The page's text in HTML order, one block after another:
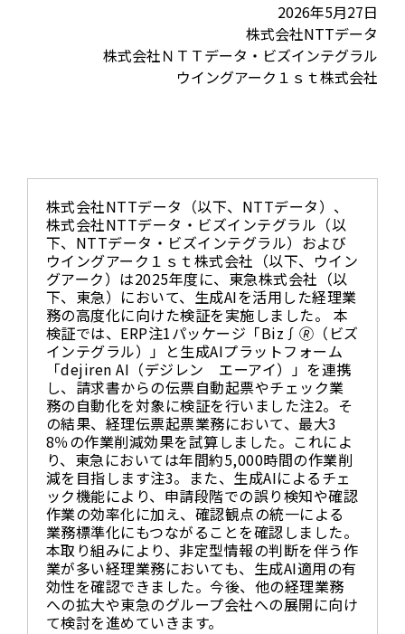
2026年5月27日
株式会社NTTデータ
株式会社ＮＴＴデータ・ビズインテグラル
ウイングアーク１ｓｔ株式会社
株式会社NTTデータ（以下、NTTデータ）、
株式会社NTTデータ・ビズインテグラル（以
下、NTTデータ・ビズインテグラル）および
ウイングアーク１ｓｔ株式会社（以下、ウイン
グアーク）は2025年度に、東急株式会社（以
下、東急）において、生成AIを活用した経理業
務の高度化に向けた検証を実施しました。 本
検証では、ERP注1パッケージ「Biz∫🄬（ビズ
インテグラル）」と生成AIプラットフォーム
「dejiren AI（デジレン エーアイ）」を連携
し、請求書からの伝票自動起票やチェック業
務の自動化を対象に検証を行いました注2。そ
の結果、経理伝票起票業務において、最大3
8％の作業削減効果を試算しました。これによ
り、東急においては年間約5,000時間の作業削
減を目指します注3。また、生成AIによるチェ
ック機能により、申請段階での誤り検知や確認
作業の効率化に加え、確認観点の統一による
業務標準化にもつながることを確認しました。
本取り組みにより、非定型情報の判断を伴う作
業が多い経理業務においても、生成AI適用の有
効性を確認できました。今後、他の経理業務
への拡大や東急のグループ会社への展開に向け
て検討を進めていきます。